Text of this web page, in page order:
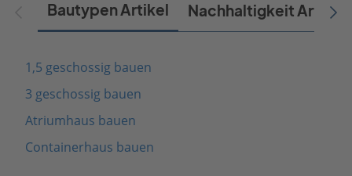
Bautypen Artikel Nachhaltigkeit Artikel
1,5 geschossig bauen
3 geschossig bauen
Atriumhaus bauen
Containerhaus bauen